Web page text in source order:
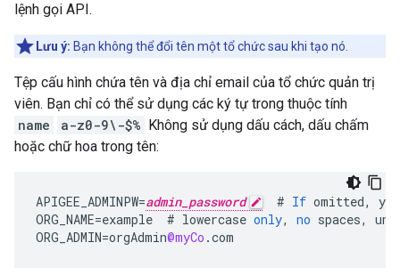
lệnh gọi API.
Lưu ý: Bạn không thể đổi tên một tổ chức sau khi tạo nó.
Tệp cấu hình chứa tên và địa chỉ email của tổ chức quản trị
viên. Bạn chỉ có thể sử dụng các ký tự trong thuộc tính
name
a-z0-9\-$% Không sử dụng dấu cách, dấu chấm
hoặc chữ hoa trong tên:
APIGEE_ADMINPW=admin_password # If omitted,
you
ORG_NAME=example # lowercase only, no spaces,
ORG_ADMIN=orgAdmin@myCo .com